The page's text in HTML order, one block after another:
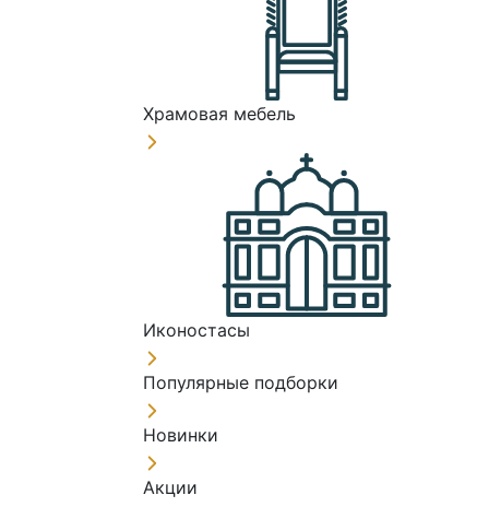
Храмовая мебель
Иконостасы
Популярные подборки
Новинки
Акции